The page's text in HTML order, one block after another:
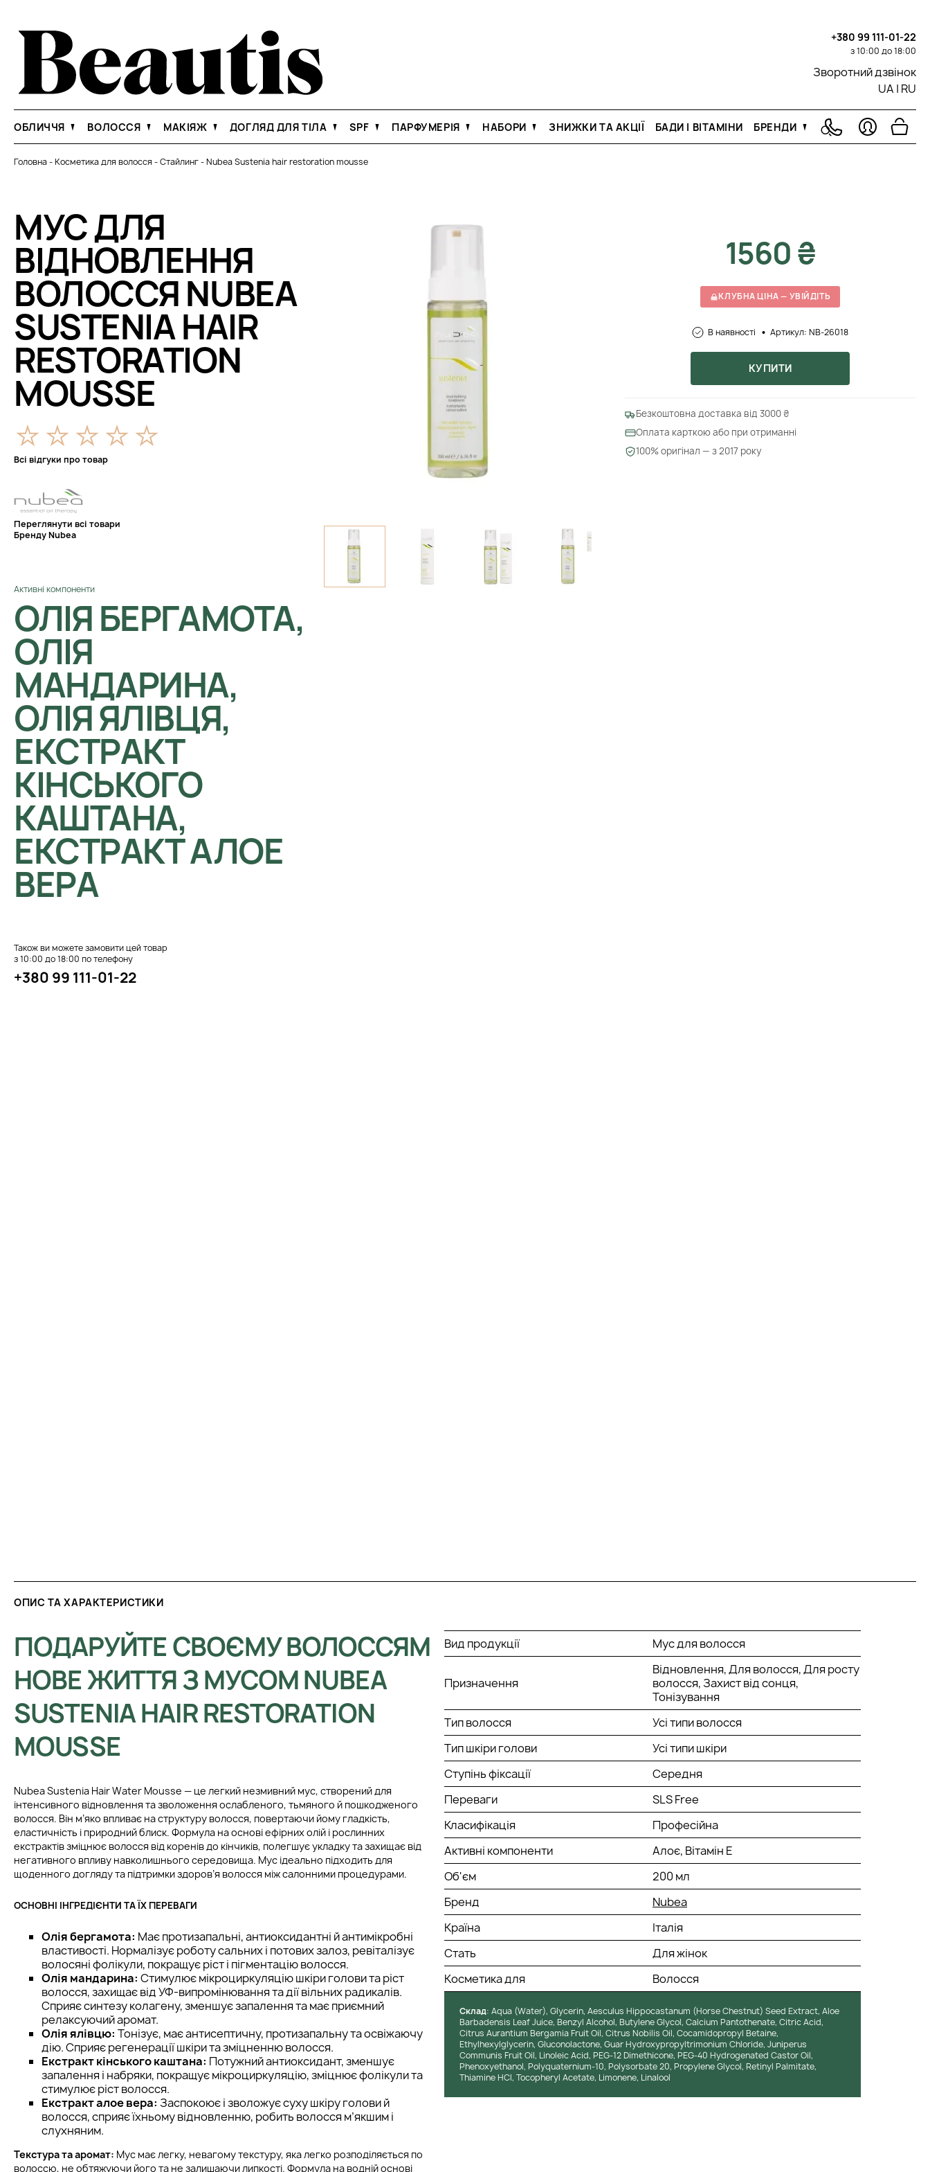
+380 99 111-01-22
з 10:00 до 18:00
Зворотний дзвінок
UA | RU
ОБЛИЧЧЯ ВОЛОССЯ МАКІЯЖ ДОГЛЯД ДЛЯ ТІЛА SPF ПАРФУМЕРІЯ НАБОРИ ЗНИЖКИ ТА АКЦІЇ БАДИ І ВІТАМІНИ БРЕНДИ
Головна-Косметика для волосся -Стайлинг-Nubea Sustenia hair restoration mousse
МУС ДЛЯ
ВІДНОВЛЕННЯ
ВОЛОССЯ NUBEA
SUSTENIA HAIR
RESTORATION
MOUSSE
Всі відгуки про товар
Переглянути всі товари
Бренду Nubea
Активні компоненти
ОЛІЯ БЕРГАМОТА,
ОЛІЯ
МАНДАРИНА,
ОЛІЯ ЯЛІВЦЯ,
ЕКСТРАКТ
КІНСЬКОГО
КАШТАНА,
ЕКСТРАКТ АЛОЕ
ВЕРА
Також ви можете замовити цей товар
з 10:00 до 18:00 по телефону
+380 99 111-01-22
1560 ₴
КЛУБНА ЦІНА — УВІЙДІТЬ
В наявності Артикул: NB-26018
КУПИТИ
Безкоштовна доставка від 3000 ₴
Оплата карткою або при отриманні
100% оригінал — з 2017 року
ОПИС ТА ХАРАКТЕРИСТИКИ
ПОДАРУЙТЕ СВОЄМУ ВОЛОССЯМ
НОВЕ ЖИТТЯ З МУСОМ NUBEA
SUSTENIA HAIR RESTORATION
MOUSSE
Nubea Sustenia Hair Water Mousse — це легкий незмивний мус, створений для
інтенсивного відновлення та зволоження ослабленого, тьмяного й пошкодженого
волосся. Він м’яко впливає на структуру волосся, повертаючи йому гладкість,
еластичність і природний блиск. Формула на основі ефірних олій і рослинних
екстрактів зміцнює волосся від коренів до кінчиків, полегшує укладку та захищає від
негативного впливу навколишнього середовища. Мус ідеально підходить для
щоденного догляду та підтримки здоров’я волосся між салонними процедурами.
ОСНОВНІ ІНГРЕДІЄНТИ ТА ЇХ ПЕРЕВАГИ
Олія бергамота: Має протизапальні, антиоксидантні й антимікробні
властивості. Нормалізує роботу сальних і потових залоз, ревіталізує
волосяні фолікули, покращує ріст і пігментацію волосся.
Олія мандарина: Стимулює мікроциркуляцію шкіри голови та ріст
волосся, захищає від УФ-випромінювання та дії вільних радикалів.
Сприяє синтезу колагену, зменшує запалення та має приємний
релаксуючий аромат.
Олія ялівцю: Тонізує, має антисептичну, протизапальну та освіжаючу
дію. Сприяє регенерації шкіри та зміцненню волосся.
Екстракт кінського каштана: Потужний антиоксидант, зменшує
запалення і набряки, покращує мікроциркуляцію, зміцнює фолікули та
стимулює ріст волосся.
Екстракт алое вера: Заспокоює і зволожує суху шкіру голови й
волосся, сприяє їхньому відновленню, робить волосся м’якшим і
слухняним.
Текстура та аромат: Мус має легку, невагому текстуру, яка легко розподіляється по
волоссю, не обтяжуючи його та не залишаючи липкості. Формула на водній основі
Вид продукції Мус для волосся
Призначення
Відновлення, Для волосся, Для росту
волосся, Захист від сонця,
Тонізування
Тип волосся
Усі типи волосся
Тип шкіри голови
Усі типи шкіри
Ступінь фіксації
Середня
Переваги
SLS Free
Класифікація
Професійна
Активні компоненти
Алоє, Вітамін Е
Об'єм
200 мл
Бренд
Nubea
Країна
Італія
Стать
Для жінок
Косметика для
Волосся
Cклад: Aqua (Water), Glycerin, Aesculus Hippocastanum (Horse Chestnut) Seed Extract, Aloe
Barbadensis Leaf Juice, Benzyl Alcohol, Butylene Glycol, Calcium Pantothenate, Citric Acid,
Citrus Aurantium Bergamia Fruit Oil, Citrus Nobilis Oil, Cocamidopropyl Betaine,
Ethylhexylglycerin, Gluconolactone, Guar Hydroxypropyltrimonium Chloride, Juniperus
Communis Fruit Oil, Linoleic Acid, PEG-12 Dimethicone, PEG-40 Hydrogenated Castor Oil,
Phenoxyethanol, Polyquaternium-10, Polysorbate 20, Propylene Glycol, Retinyl Palmitate,
Thiamine HCl, Tocopheryl Acetate, Limonene, Linalool